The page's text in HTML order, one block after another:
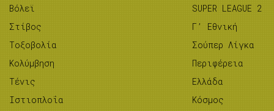
Βόλεϊ
Στίβος
Tοξοβολία
Κολύμβηση
Τένις
Ιστιοπλοΐα
SUPER LEAGUE 2
Γ’ Εθνική
Σούπερ Λίγκα
Περιφέρεια
Ελλάδα
Κόσμος